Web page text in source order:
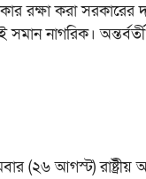
রক্ষা করা সরকারের
সমান নাগরিক।
(২৬ আগস্ট) রাষ্ট্রীয়